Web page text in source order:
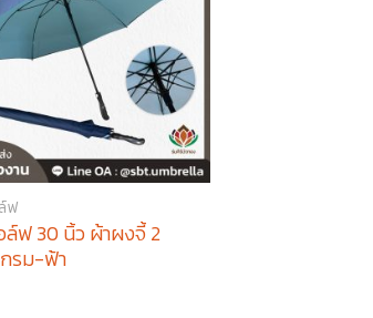
ฟ
ฟ 30 นิ้ว ผ้าผงจี้ 2
รม-ฟ้า